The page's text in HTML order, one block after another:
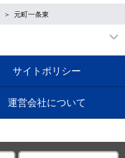
元町一条東
サイトポリシー
運営会社について